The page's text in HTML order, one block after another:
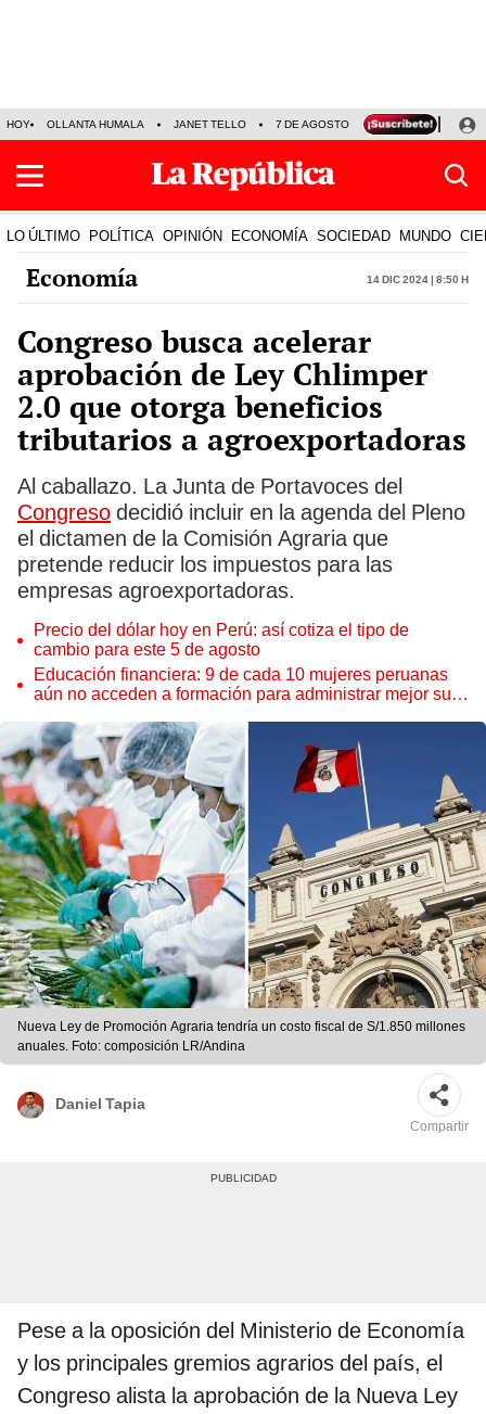
HOY OLLANTA HUMALA JANET TELLO 7 DE AGOSTO TINKA RESULTADOS
LO ÚLTIMO POLÍTICA OPINIÓN ECONOMÍA SOCIEDAD MUNDO
Economía 14 Dic 2024 | 8:50 h
Congreso busca acelerar
aprobación de Ley Chlimper
2.0 que otorga beneficios
tributarios a agroexportadoras
Al caballazo. La Junta de Portavoces del
Congreso decidió incluir en la agenda del Pleno
el dictamen de la Comisión Agraria que
pretende reducir los impuestos para las
empresas agroexportadoras.
Precio del dólar hoy en Perú: así cotiza el tipo de
cambio para este 5 de agosto
Educación financiera: 9 de cada 10 mujeres peruanas
aún no acceden a formación para administrar mejor su
Nueva Ley de Promoción Agraria tendría un costo fiscal de S/1.850 millones
anuales. Foto: composición LR/Andina
Daniel Tapia
Compartir
Pese a la oposición del Ministerio de Economía
y los principales gremios agrarios del país, el
Congreso alista la aprobación de la Nueva Ley